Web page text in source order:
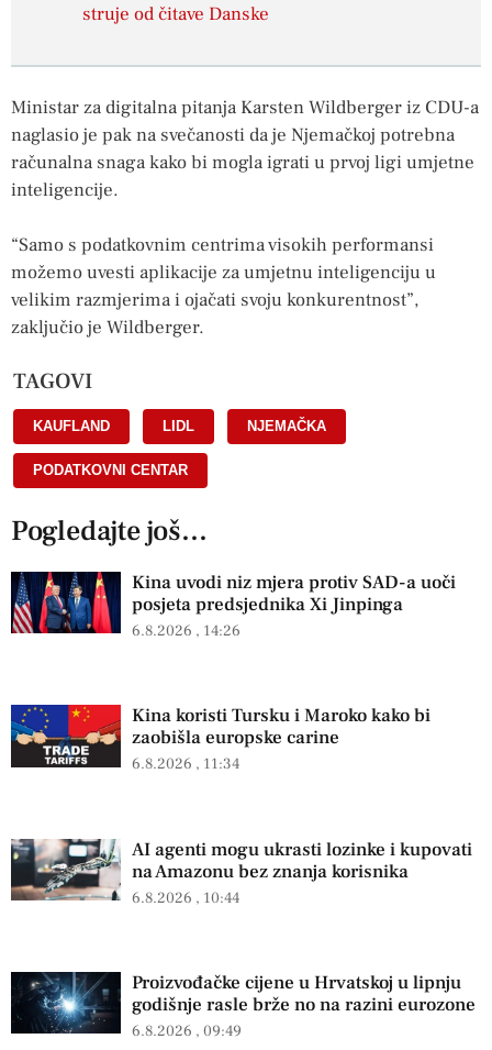
struje od čitave Danske
Ministar za digitalna pitanja Karsten Wildberger iz CDU-a
naglasio je pak na svečanosti da je Njemačkoj potrebna
računalna snaga kako bi mogla igrati u prvoj ligi umjetne
inteligencije.
“Samo s podatkovnim centrima visokih performansi
možemo uvesti aplikacije za umjetnu inteligenciju u
velikim razmjerima i ojačati svoju konkurentnost”,
zaključio je Wildberger.
TAGOVI
KAUFLAND LIDL NJEMAČKA
PODATKOVNI CENTAR
Pogledajte još...
Kina uvodi niz mjera protiv SAD-a uoči
posjeta predsjednika Xi Jinpinga
6.8.2026 14:26
Kina koristi Tursku i Maroko kako bi
zaobišla europske carine
6.8.2026 11:34
AI agenti mogu ukrasti lozinke i kupovati
na Amazonu bez znanja korisnika
6.8.2026 10:44
Proizvođačke cijene u Hrvatskoj u lipnju
godišnje rasle brže no na razini eurozone
6.8.2026 09:49